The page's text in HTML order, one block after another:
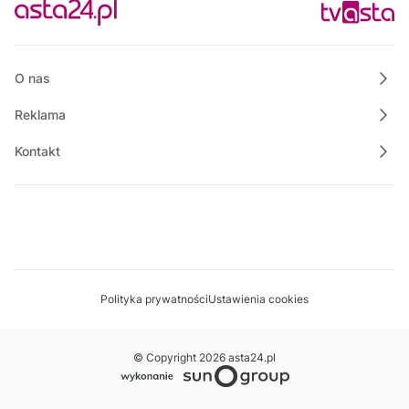
06:45
Rozmowa dnia
07:00
O nas
Reklama
Kontakt
Polityka prywatnościUstawienia cookies
© Copyright 2026 asta24.pl